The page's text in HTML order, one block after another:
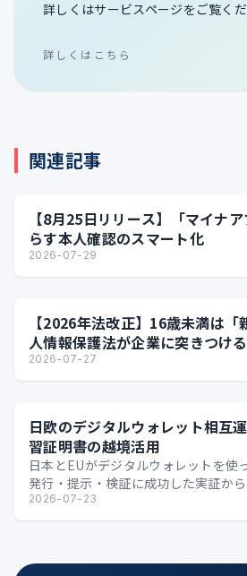
詳しくはサービスページをご覧く
詳しくはこちら
関連記事
【8月25日リリース】「マイナ
らす本人確認のスマート化
2026-07-29
【2026年法改正】16歳未満は
人情報保護法が企業に突きつけ
2026-07-27
日欧のデジタルウォレット相互
習証明書の越境活用
日本とEUがデジタルウォレットを使
発行・提示・検証に成功した実証か
タル証明の可能性を整理します。
2026-07-23